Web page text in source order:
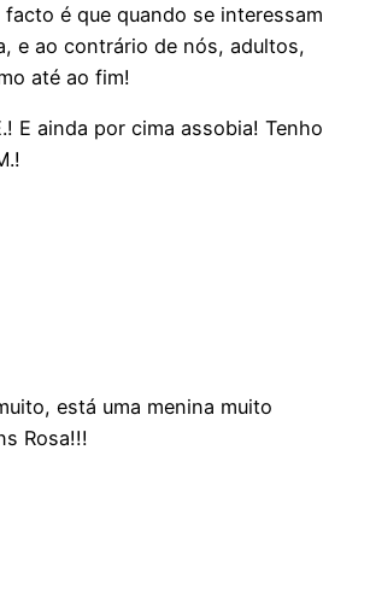
facto é que quando se interessam
e ao contrário de nós, adultos,
até ao fim!
E ainda por cima assobia! Tenho
está uma menina muito
Rosa!!!